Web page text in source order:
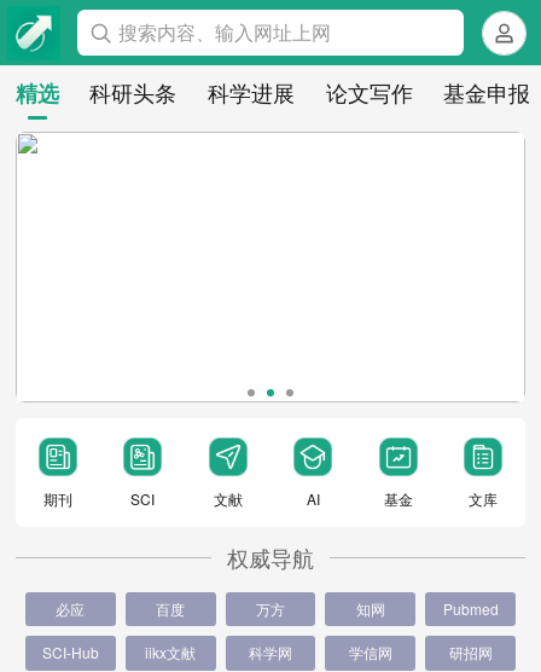
搜索内容、输入网址上网
精选 科研头条 科学进展 论文写作 基金申报
期刊 SCI 文献 AI 基金 文库
权威导航
必应 百度 万方 知网 Pubmed
SCI-Hub iikx文献 科学网 学信网 研招网